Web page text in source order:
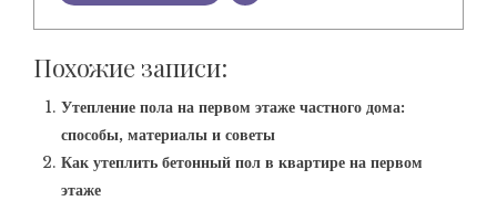
Похожие записи:
Утепление пола на первом этаже частного дома:
способы, материалы и советы
Как утеплить бетонный пол в квартире на первом
этаже